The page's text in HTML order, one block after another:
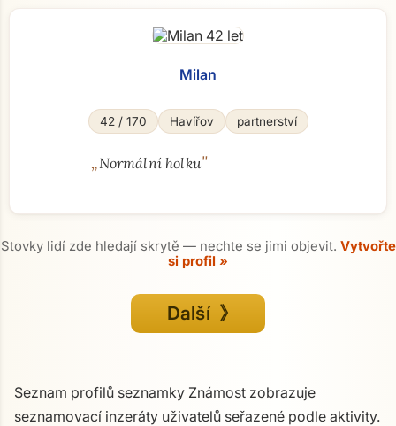
Milan
42 / 170 Havířov partnerství
„Normální holku"
Stovky lidí zde hledají skrytě — nechte se jimi objevit. Vytvořte
si profil »
Další 》
Seznam profilů seznamky Známost zobrazuje
seznamovací inzeráty uživatelů seřazené podle aktivity.